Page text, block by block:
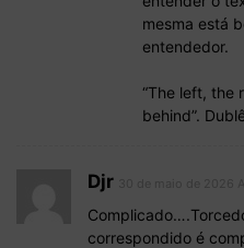
mesma está
entendedor.
“The left, the
behind”.
Djr
correspondido é